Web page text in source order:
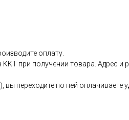
оплату.
при получении товара. Адрес
переходите по ней оплачиваете